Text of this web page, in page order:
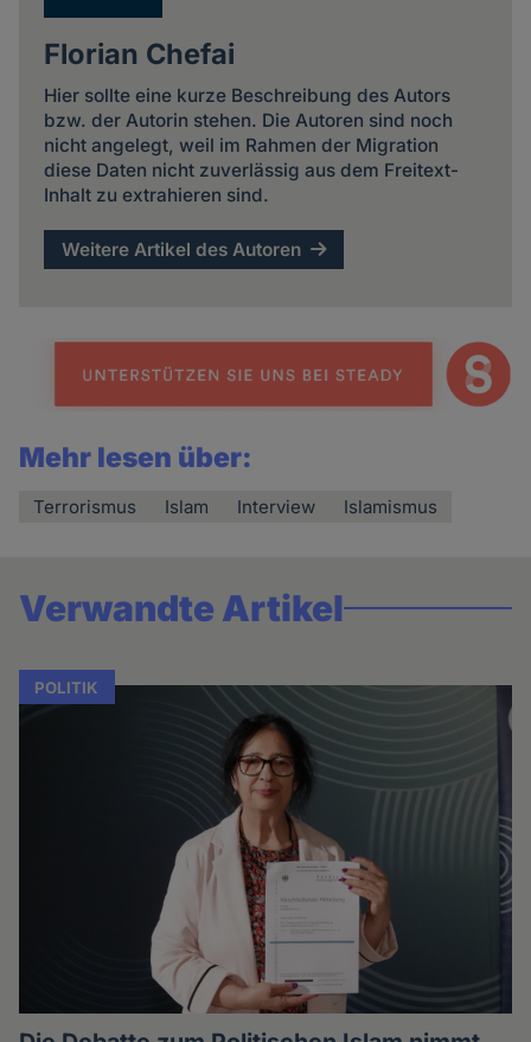
Florian Chefai
Hier sollte eine kurze Beschreibung des Autors
bzw. der Autorin stehen. Die Autoren sind noch
nicht angelegt, weil im Rahmen der Migration
diese Daten nicht zuverlässig aus dem Freitext-
Inhalt zu extrahieren sind.
Weitere Artikel des Autoren
Mehr lesen über:
Terrorismus Islam Interview Islamismus
Verwandte Artikel
POLITIK